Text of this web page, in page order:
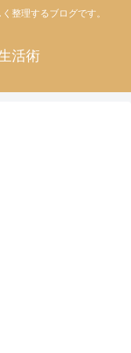
整理するブログです。
活術